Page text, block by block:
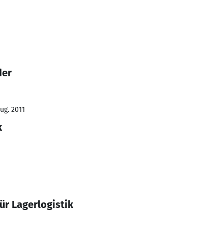
2011
Lagerlogistik